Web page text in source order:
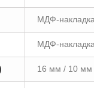
МДФ-накладка
МДФ-накладка
16 мм / 10 мм